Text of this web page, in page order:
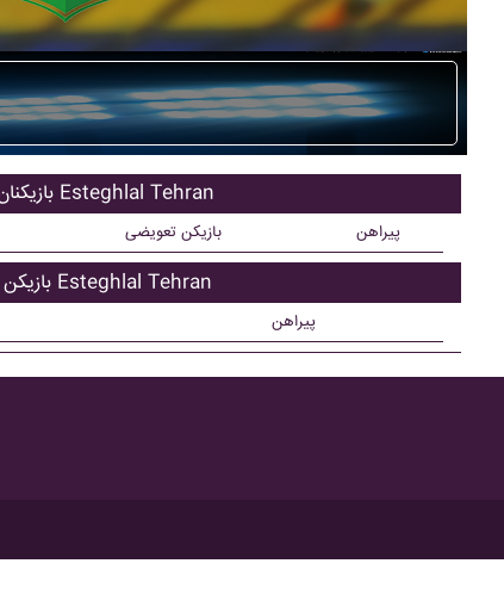
بازیکنان اصلی Esteghlal Tehran
بازیکن تعویضی پیراهن
بازیکن ذحیره Esteghlal Tehran
پیراهن